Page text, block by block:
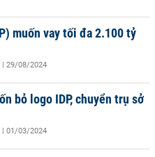
muốn vay tối đa 2.100 tỷ
| 29/08/2024
bỏ logo IDP, chuyển trụ sở
| 01/03/2024